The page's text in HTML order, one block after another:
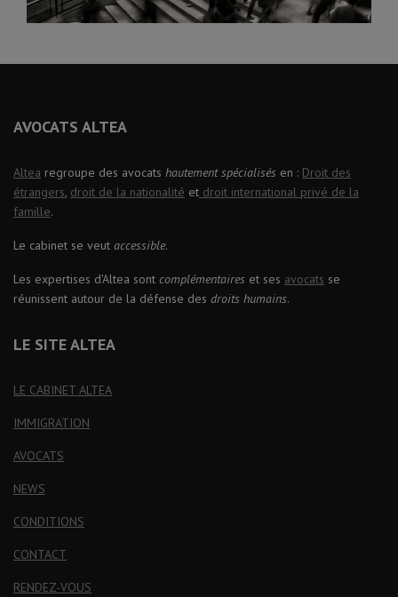
AVOCATS ALTEA
Altea regroupe des avocats hautement spécialisés en : Droit des
étrangers, droit de la nationalité et droit international privé de la
famille.
Le cabinet se veut accessible.
Les expertises d'Altea sont complémentaires et ses avocats se
réunissent autour de la défense des droits humains.
LE SITE ALTEA
LE CABINET ALTEA
IMMIGRATION
AVOCATS
NEWS
CONDITIONS
CONTACT
RENDEZ-VOUS